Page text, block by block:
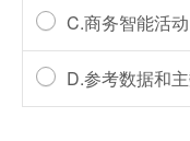
C.商务智能活动
D.参考数据和